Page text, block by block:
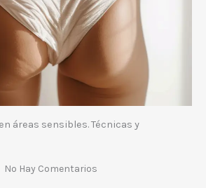
áreas sensibles. Técnicas y
No Hay Comentarios